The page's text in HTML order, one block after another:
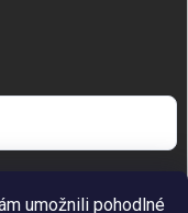
umožnili pohodlné